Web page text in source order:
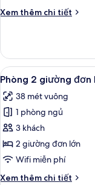
Xem thêm chi tiết
Chi
Phòng
đôi
Premium
Xem
tất
cả
ảnh
Phòng
2
giường
5
Phòng 2 giường đơn
38 mét vuông
1 phòng ngủ
3 khách
2 giường đơn lớn
Wifi miễn phí
Xem thêm chi tiết
Chi